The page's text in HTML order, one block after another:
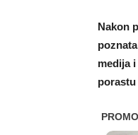
Nakon
medija